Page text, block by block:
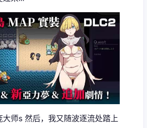
大师s 然后，我又随波逐流处踏上